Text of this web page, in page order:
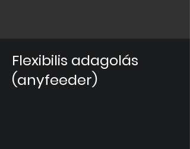
Flexibilis adagolás
(anyfeeder)